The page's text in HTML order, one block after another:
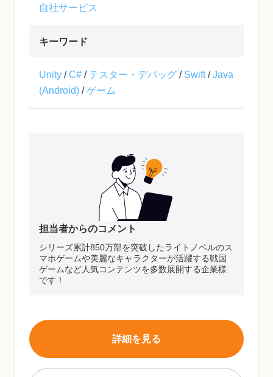
自社サービス
キーワード
Unity /C# / テスター・デバッグ / Swift/Java
(Android) /ゲーム
担当者からのコメント
シリーズ累計850万部を突破したライトノベルのス
マホゲームや美麗なキャラクターが活躍する戦国
ゲームなど人気コンテンツを多数展開する企業様
です！
詳細を見る